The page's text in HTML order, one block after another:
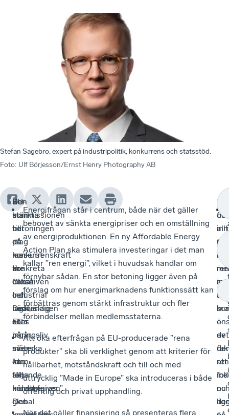
Stefan Sagebro, expert på industripolitik, konkurrens och statsstöd.
Foto: Ulf Börjesson/Ernst Henry Photography AB
EU-
kommissionen
har
idag
lanserat
the
Clean
Industrial
Deal,
eller
på
svenska
”den
rena
industrigiven”.
Den
Den
stärkta
betoningen
på
konkurrenskraft
är
också
helt
nödvändig.
EU:s
näringsliv
möter
en
allt
hårdare
global
Ser
man
till
de
mer
konkreta
initiativen
och
lagförslagen
som
ingår,
så
kan
följande
konstateras:
Energifrågan står i centrum, både när det gäller
behovet av sänkta energipriser och en omställning
av energiproduktionen. En ny Affordable Energy
Action Plan ska stimulera investeringar i det man
kallar ”ren energi”, vilket i huvudsak handlar om
förnybar sådan. En stor betoning ligger även på
förslag om hur energimarknadens funktionssätt kan
förbättras genom stärkt infrastruktur och fler
förbindelser mellan medlemsstaterna.
Att öka efterfrågan på EU-producerade ”rena
produkter” ska bli verklighet genom att kriterier för
hållbarhet, motståndskraft och till och med
uttrycklig ”Made in Europe” ska introduceras i både
offentlig och privat upphandling.
När det gäller finansiering så presenteras flera
på
är
bra
–
det
att
nu
i
av